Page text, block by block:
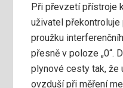
Při převzetí přístroje
uživatel
proužku
přesně v poloze „0“.
plynové cesty tak, že
ovzduší při měření